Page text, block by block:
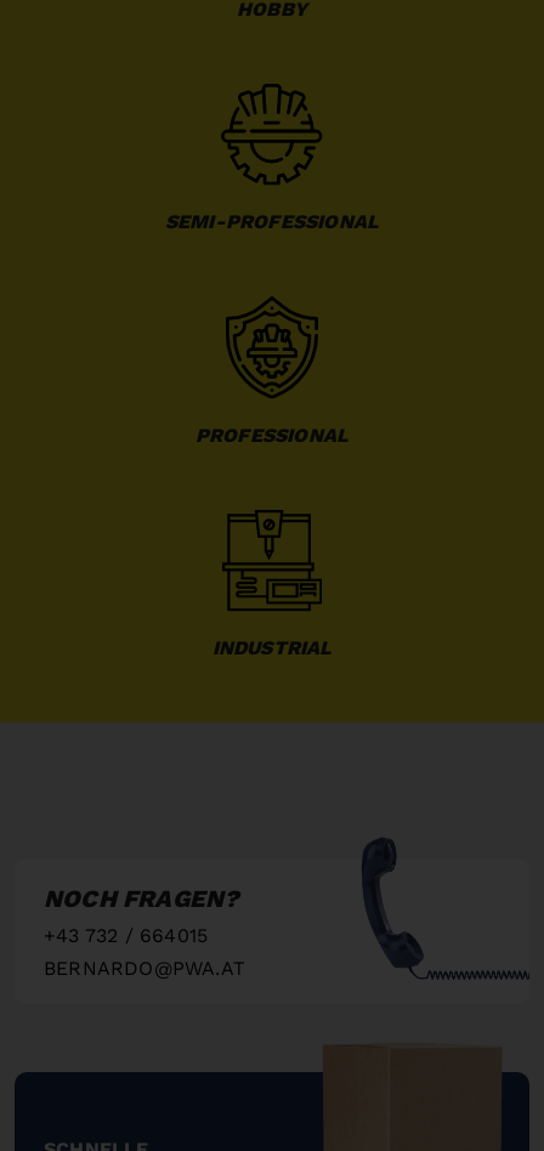
HOBBY
SEMI-PROFESSIONAL
PROFESSIONAL
INDUSTRIAL
NOCH FRAGEN?
+43 732 / 664015
BERNARDO@PWA.AT